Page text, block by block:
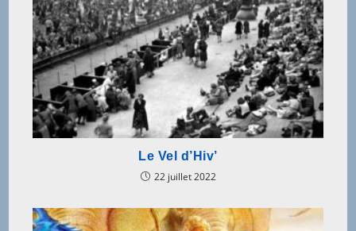
Le Vel d’Hiv’
22 juillet 2022